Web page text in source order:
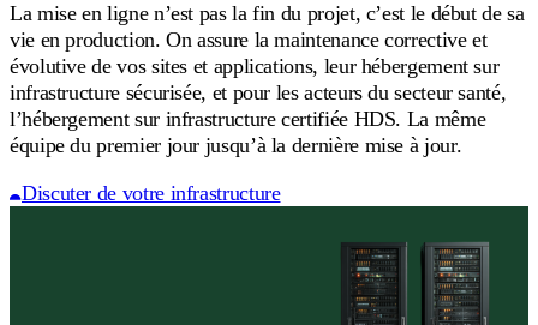
La mise en ligne n’est pas la fin du projet, c’est le début de sa
vie en production. On assure la maintenance corrective et
évolutive de vos sites et applications, leur hébergement sur
infrastructure sécurisée, et pour les acteurs du secteur santé,
l’hébergement sur infrastructure certifiée HDS. La même
équipe du premier jour jusqu’à la dernière mise à jour.
Discuter de votre infrastructure